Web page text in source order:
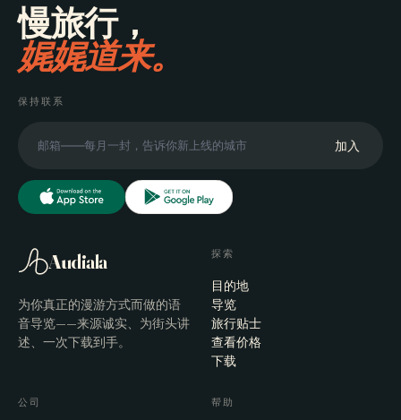
慢旅行，
娓娓道来。
保持联系
加入
Audiala
为你真正的漫游方式而做的语
音导览——来源诚实、为街头讲
述、一次下载到手。
探索
目的地
导览
旅行贴士
查看价格
下载
公司 帮助